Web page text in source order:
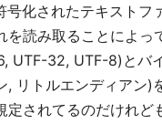
化されたテキストフ
を読み取ることによっ
UTF-32, UTF-8)とバ
, リトルエンディアン)
定されてるのだけれど